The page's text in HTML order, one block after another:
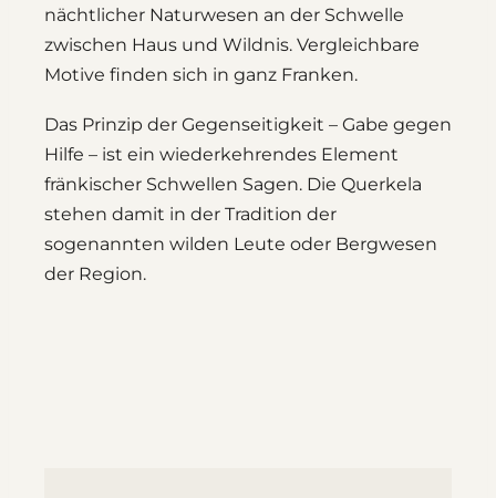
nächtlicher Naturwesen an der Schwelle
zwischen Haus und Wildnis. Vergleichbare
Motive finden sich in ganz Franken.
Das Prinzip der Gegenseitigkeit – Gabe gegen
Hilfe – ist ein wiederkehrendes Element
fränkischer Schwellen Sagen. Die Querkela
stehen damit in der Tradition der
sogenannten wilden Leute oder Bergwesen
der Region.